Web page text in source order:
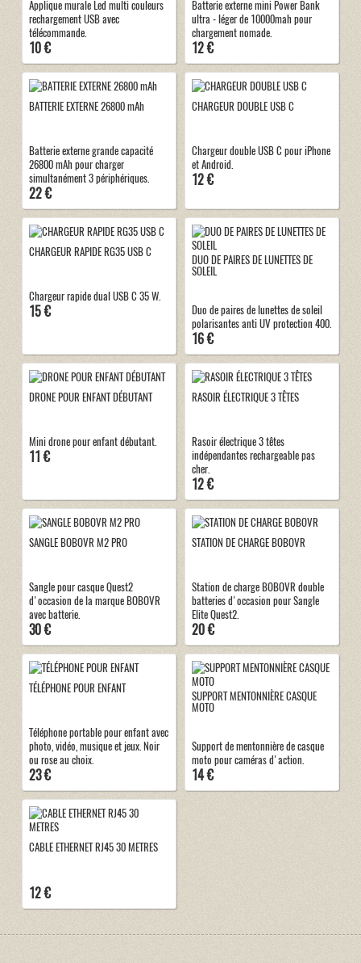
Applique murale Led multi couleurs
rechargement USB avec
télécommande.
10 €
Batterie externe mini Power Bank
ultra - léger de 10000mah pour
chargement nomade.
12 €
BATTERIE EXTERNE 26800 mAh
Batterie externe grande capacité
26800 mAh pour charger
simultanément 3 périphériques.
22 €
CHARGEUR DOUBLE USB C
Chargeur double USB C pour iPhone
et Android.
12 €
CHARGEUR RAPIDE RG35 USB C
Chargeur rapide dual USB C 35 W.
15 €
DUO DE PAIRES DE LUNETTES DE
SOLEIL
Duo de paires de lunettes de soleil
polarisantes anti UV protection 400.
16 €
DRONE POUR ENFANT DÉBUTANT
Mini drone pour enfant débutant.
11 €
RASOIR ÉLECTRIQUE 3 TÊTES
Rasoir électrique 3 têtes
indépendantes rechargeable pas
cher.
12 €
SANGLE BOBOVR M2 PRO
Sangle pour casque Quest2
d'occasion de la marque BOBOVR
avec batterie.
30 €
STATION DE CHARGE BOBOVR
Station de charge BOBOVR double
batteries d'occasion pour Sangle
Elite Quest2.
20 €
TÉLÉPHONE POUR ENFANT
Téléphone portable pour enfant avec
photo, vidéo, musique et jeux. Noir
ou rose au choix.
23 €
SUPPORT MENTONNIÈRE CASQUE
MOTO
Support de mentonnière de casque
moto pour caméras d'action.
14 €
CABLE ETHERNET RJ45 30 METRES
12 €